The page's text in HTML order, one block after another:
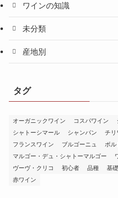
ワインの知識
未分類
産地別
タグ
オーガニックワイン コスパワイン
シャトーシマール
シャンパン チリ
フランスワイン
ブルゴーニュ
ボル
マルゴー・デュ・シャトーマルゴー
ヴーヴ・クリコ
初心者 品種 基
赤ワイン